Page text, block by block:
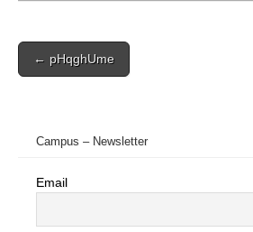
Post
navigation
← pHqghUme
Campus – Newsletter
Email